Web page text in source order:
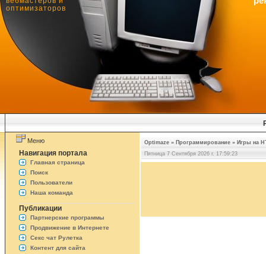
оптимизаторов
Меню
Навигация портала
Главная страница
Поиск
Пользователи
Наша команда
Публикации
Партнерские программы
Продвижение в Интернете
Секс чат Рулетка
Контент для сайта
Optimaze » Программирование » Игры на
Пятница 7 Сентября 2026 г. 17:59:24